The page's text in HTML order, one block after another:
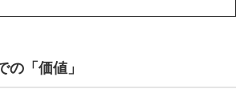
の「価値」